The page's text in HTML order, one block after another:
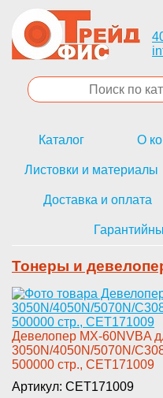
Каталог О
Листовки и материалы
Доставка и оплата
Тонеры и
Девелопер MX-60N­VBA
3050N/4050N/5­070N/
500000 стр., CET171009­
Артикул: CET171009